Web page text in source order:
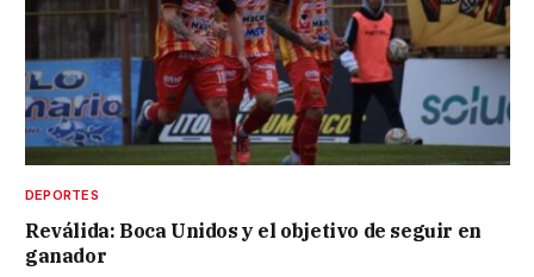
DEPORTES
Reválida: Boca Unidos y el objetivo de seguir en
ganador